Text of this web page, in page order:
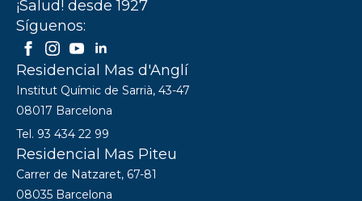
¡Salud! desde 1927
Síguenos:
Residencial Mas d'Anglí
Institut Químic de Sarrià, 43-47
08017 Barcelona
Tel. 93 434 22 99
Residencial Mas Piteu
Carrer de Natzaret, 67-81
08035 Barcelona